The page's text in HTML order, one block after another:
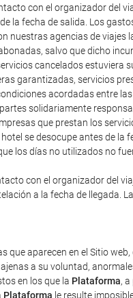
con el organizador del
la fecha de salida. Los
nuestras agencias de viajes
salvo que dicho
cancelados estuviera
garantizadas, servicios
acordadas entre
solidariamente
que prestan los
se desocupe antes de la
los días no utilizados no
con el organizador del
a la fecha de llegada.
aparecen en el Sitio
a su voluntad,
en los que la Plataforma,
Plataforma le resulte